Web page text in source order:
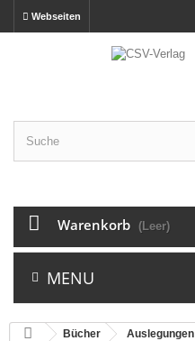
Webseiten
Warenkorb (Leer)
MENU
Bücher Auslegungen